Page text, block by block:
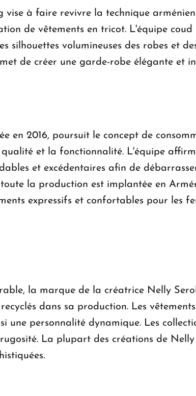
vise à faire revivre la technique
de vêtements en tricot. L'équipe
silhouettes volumineuses des robes et
de créer une garde-robe élégante et
en 2016, poursuit le concept de
et la fonctionnalité. L'équipe
et excédentaires afin de
la production est implantée en
expressifs et confortables pour les
la marque de la créatrice Nelly
dans sa production. Les
une personnalité dynamique. Les
La plupart des créations de